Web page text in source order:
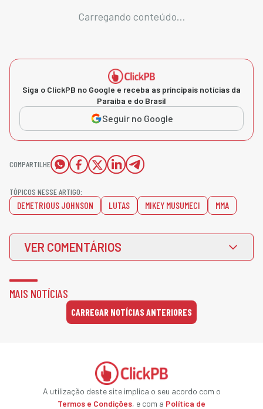
Carregando conteúdo...
Siga o ClickPB no Google e receba as principais notícias da
Paraíba e do Brasil
Seguir no Google
COMPARTILHE
TÓPICOS NESSE ARTIGO:
DEMETRIOUS JOHNSON LUTAS MIKEY MUSUMECI MMA
VER COMENTÁRIOS
MAIS NOTÍCIAS
CARREGAR NOTÍCIAS ANTERIORES
A utilização deste site implica o seu acordo com o
Termos e Condições, e com a Política de